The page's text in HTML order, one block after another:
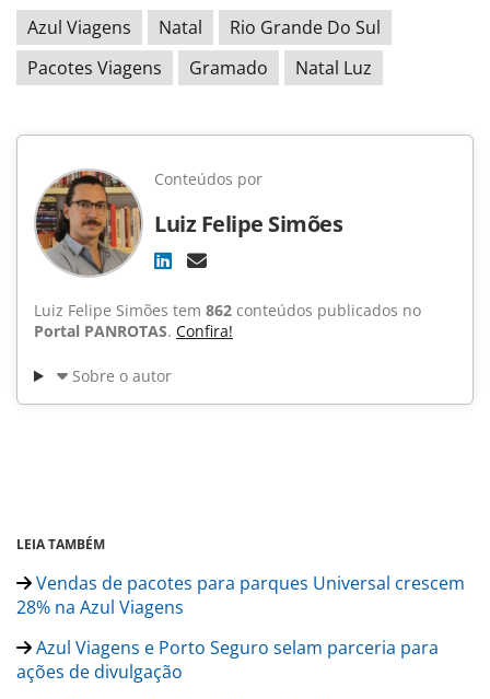
Azul Viagens Natal
Rio Grande Do Sul
Pacotes Viagens
Gramado Natal Luz
Conteúdos por
Luiz Felipe Simões
Luiz Felipe Simões tem 862 conteúdos publicados no
Portal PANROTAS. Confira!
Sobre o autor
LEIA TAMBÉM
Vendas de pacotes para parques Universal crescem
28% na Azul Viagens
Azul Viagens e Porto Seguro selam parceria para
ações de divulgação